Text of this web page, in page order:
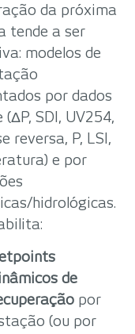
da próxima
tende a ser
modelos de
por dados
(ΔP, SDI, UV254,
reversa, P, LSI,
e por
hidrológicas.
de
por
(ou por